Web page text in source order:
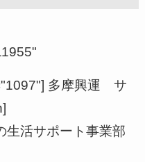
多摩興運 サ
生活サポート事業部